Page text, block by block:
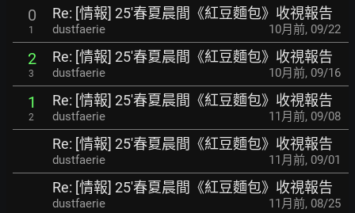
0
1
Re: [情報] 25'春夏晨間《紅豆麵包》收視報告
dustfaerie 10月前, 09/22
2
3
Re: [情報] 25'春夏晨間《紅豆麵包》收視報告
dustfaerie 10月前, 09/16
1
2
Re: [情報] 25'春夏晨間《紅豆麵包》收視報告
dustfaerie 11月前, 09/08
Re: [情報] 25'春夏晨間《紅豆麵包》收視報告
dustfaerie 11月前, 09/01
Re: [情報] 25'春夏晨間《紅豆麵包》收視報告
dustfaerie 11月前, 08/25